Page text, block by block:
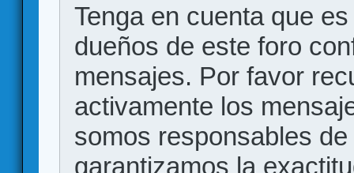
Tenga en cuenta que
dueños de este foro
mensajes. Por favor
activamente los
somos responsables
garantizamos la